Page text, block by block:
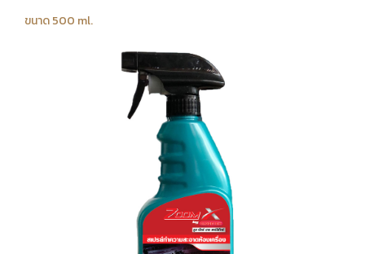
ขนาด 500 ml.